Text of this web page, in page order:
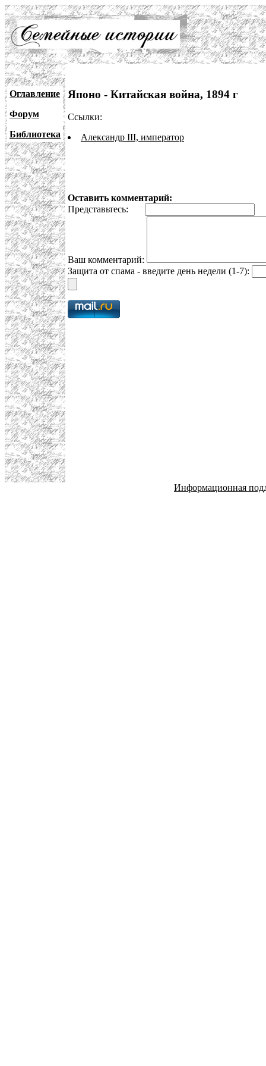
Оглавление
Форум
Библиотека
Японо - Китайская война, 1894 г
Ссылки:
Александр III, император
Оставить комментарий:
Представьтесь:
Ваш комментарий:
Защита от спама - введите день недели (1-7):
Информационная